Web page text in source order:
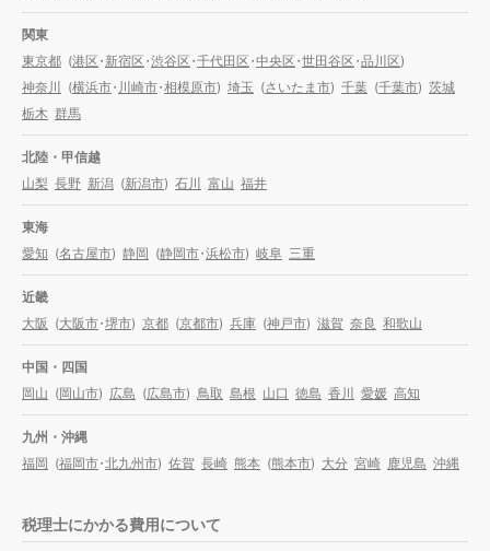
関東
東京都 (港区・新宿区・渋谷区・千代田区・中央区・世田谷区・品川区)
神奈川
(横浜市・ 川崎市・相模原市) 埼玉 (さいたま市) 千葉 (千葉市) 茨城
栃木 群馬
北陸・甲信越
山梨 長野 新潟 (新潟市) 石川 富山 福井
東海
愛知 (名古屋市) 静岡 (静岡市・浜松市) 岐阜 三重
近畿
大阪 (大阪市・堺市) 京都 (京都市) 兵庫 (神戸市) 滋賀 奈良 和歌山
中国・四国
岡山 (岡山市) 広島 (広島市) 鳥取 島根 山口 徳島 香川 愛媛 高知
九州・沖縄
福岡 (福岡市・北九州市) 佐賀 長崎 熊本 (熊本市) 大分 宮崎 鹿児島 沖縄
税理士にかかる費用について